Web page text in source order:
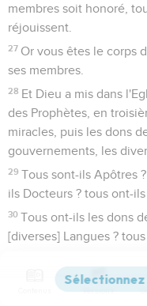
membres soit honoré,
réjouissent.
27 Or vous êtes le corps
ses membres.
28 Et Dieu a mis dans
des Prophètes, en
miracles, puis les dons
gouvernements, les
29 Tous sont-ils Apôtres
ils Docteurs ? tous ont-
30 Tous ont-ils les dons
[diverses] Langues ?
vous en montrer un
Versions